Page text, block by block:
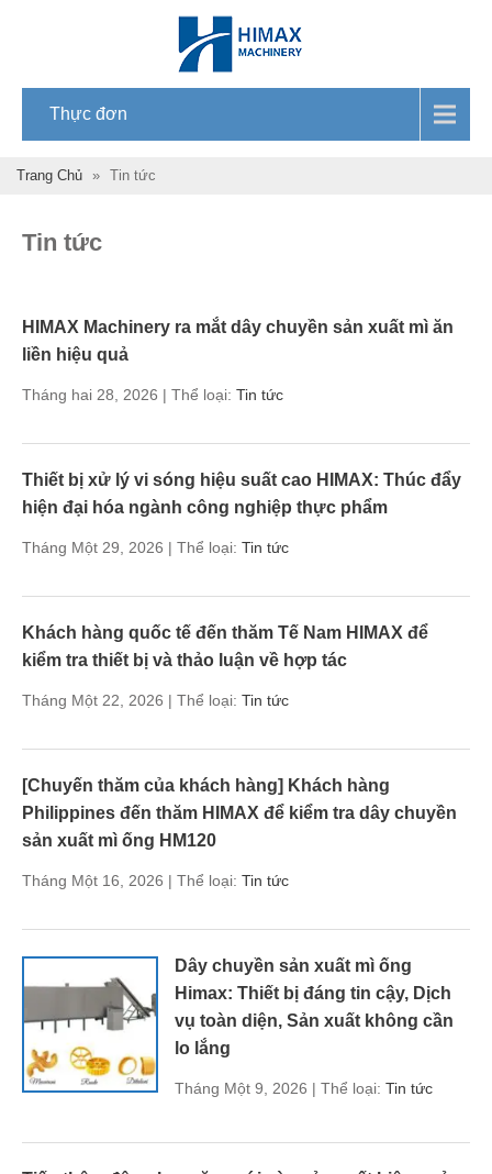
Thực đơn
Trang Chủ » Tin tức
Tin tức
HIMAX Machinery ra mắt dây chuyền sản xuất mì ăn
liền hiệu quả
Tháng hai 28, 2026 | Thể loại: Tin tức
Thiết bị xử lý vi sóng hiệu suất cao HIMAX: Thúc đẩy
hiện đại hóa ngành công nghiệp thực phẩm
Tháng Một 29, 2026 | Thể loại: Tin tức
Khách hàng quốc tế đến thăm Tế Nam HIMAX để
kiểm tra thiết bị và thảo luận về hợp tác
Tháng Một 22, 2026 | Thể loại: Tin tức
[Chuyến thăm của khách hàng] Khách hàng
Philippines đến thăm HIMAX để kiểm tra dây chuyền
sản xuất mì ống HM120
Tháng Một 16, 2026 | Thể loại: Tin tức
Dây chuyền sản xuất mì ống
Himax: Thiết bị đáng tin cậy, Dịch
vụ toàn diện, Sản xuất không cần
lo lắng
Tháng Một 9, 2026 | Thể loại: Tin tức